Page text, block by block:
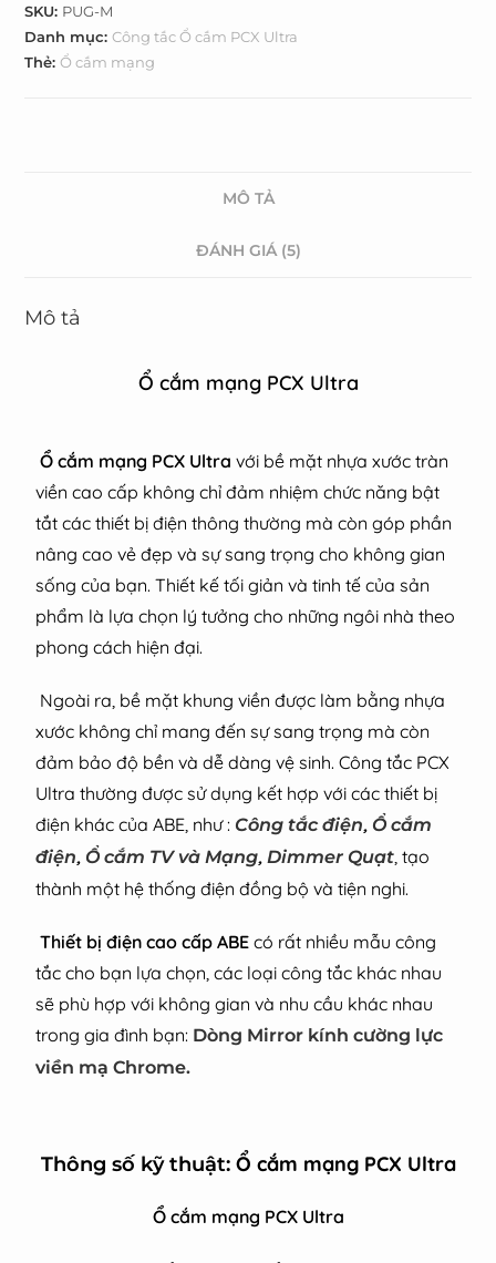
SKU: PUG-M
Danh mục:Công tắc Ổ cắm PCX Ultra
Thẻ:Ổ cắm mạng
MÔ TẢ
ĐÁNH GIÁ (5)
Mô tả
Ổ cắm mạng PCX Ultra
Ổ cắm mạng PCX Ultra với bề mặt nhựa xước tràn
viền cao cấp không chỉ đảm nhiệm chức năng bật
tắt các thiết bị điện thông thường mà còn góp phần
nâng cao vẻ đẹp và sự sang trọng cho không gian
sống của bạn. Thiết kế tối giản và tinh tế của sản
phẩm là lựa chọn lý tưởng cho những ngôi nhà theo
phong cách hiện đại.
Ngoài ra, bề mặt khung viền được làm bằng nhựa
xước không chỉ mang đến sự sang trọng mà còn
đảm bảo độ bền và dễ dàng vệ sinh. Công tắc PCX
Ultra thường được sử dụng kết hợp với các thiết bị
điện khác của ABE, như : Công tắc điện, Ổ cắm
điện, Ổ cắm TV và Mạng,Dimmer Quạt, tạo
thành một hệ thống điện đồng bộ và tiện nghi.
Thiết bị điện cao cấp ABE có rất nhiều mẫu công
tắc cho bạn lựa chọn, các loại công tắc khác nhau
sẽ phù hợp với không gian và nhu cầu khác nhau
trong gia đình bạn: Dòng Mirror kính cường lực
viền mạ Chrome.
Thông số kỹ thuật: Ổ cắm mạng PCX Ultra
Ổ cắm mạng PCX Ultra